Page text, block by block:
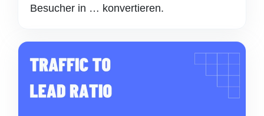
Besucher in … konvertieren.